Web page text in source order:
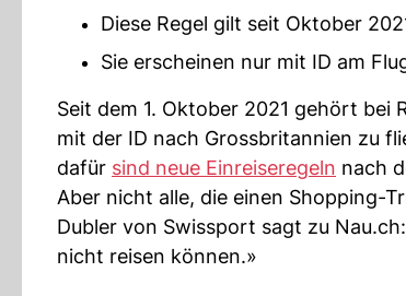
Diese Regel gilt seit Oktober
Sie erscheinen nur mit ID am
Seit dem 1. Oktober 2021 gehört bei
mit der ID nach Grossbritannien zu
dafür sind neue Einreiseregeln nach
Aber nicht alle, die einen Shopping-
Dubler von Swissport sagt zu
nicht reisen können.»